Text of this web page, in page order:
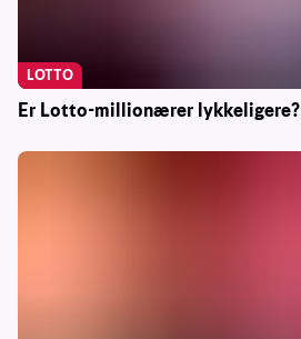
Er Lotto-millionærer lykkeligere?
LOTTO